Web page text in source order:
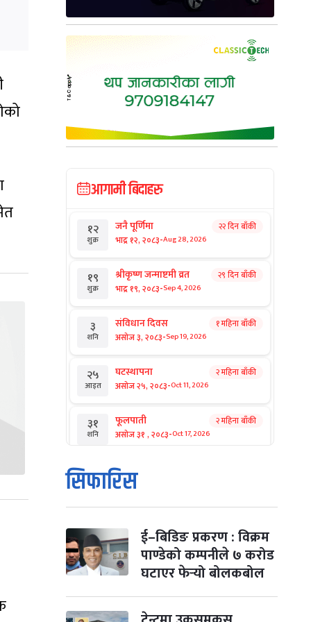
आगामी बिदाहरु
१२
शुक्र
जनै पूर्णिमा
भाद्र १२, २०८३-Aug 28, 2026
२२ दिन बाँकी
१९
शुक्र
श्रीकृष्ण जन्माष्टमी व्रत
भाद्र १९, २०८३-Sep 4, 2026
२९ दिन बाँकी
३
शनि
संविधान दिवस
असोज ३, २०८३-Sep 19, 2026
१ महिना बाँकी
२५
आइत
घटस्थापना
असोज २५, २०८३-Oct 11, 2026
२ महिना बाँकी
३१
शनि
फूलपाती
असोज ३१ , २०८३-Oct 17, 2026
२ महिना बाँकी
१
आइत
कार्तिक सङ्क्रान्ति
कार्तिक १, २०८३
मंगल कार्तिक ३, २०८३-Oct 20, 2026
४ विजयादशमी
कार्तिक ४, २०८३-Oct 21, 2026
२ महिना बाँकी
५ पापा‌ङ्कुशा एकादशी व्रत २ महिना बाँकी
सिफारिस
ई–बिडिङ प्रकरण : विक्रम
पाण्डेको कम्पनीले ७ करोड
घटाएर फेर्‍यो बोलकबोल